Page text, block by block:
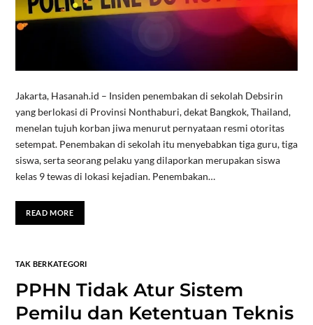
Jakarta, Hasanah.id – Insiden penembakan di sekolah Debsirin
yang berlokasi di Provinsi Nonthaburi, dekat Bangkok, Thailand,
menelan tujuh korban jiwa menurut pernyataan resmi otoritas
setempat. Penembakan di sekolah itu menyebabkan tiga guru, tiga
siswa, serta seorang pelaku yang dilaporkan merupakan siswa
kelas 9 tewas di lokasi kejadian. Penembakan…
READ MORE
TAK BERKATEGORI
PPHN Tidak Atur Sistem
Pemilu dan Ketentuan Teknis